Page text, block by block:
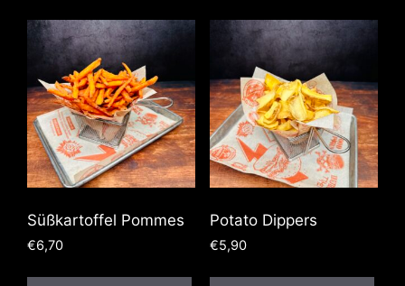
Süßkartoffel Pommes
€6,70
Potato Dippers
€5,90